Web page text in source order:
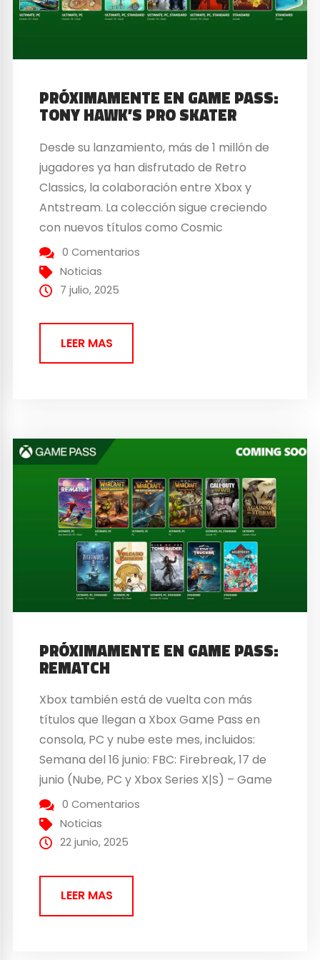
PRÓXIMAMENTE EN GAME PASS:
TONY HAWK’S PRO SKATER
Desde su lanzamiento, más de 1 millón de
jugadores ya han disfrutado de Retro
Classics, la colaboración entre Xbox y
Antstream. La colección sigue creciendo
con nuevos títulos como Cosmic
Commuter, Skiing y Solar Storm, ya
disponibles para los miembros de Game
Pass. Además, Xbox vuelve con más
Xbox...
0 Comentarios
Noticias
7 julio, 2025
LEER MAS
PRÓXIMAMENTE EN GAME PASS:
REMATCH
Xbox también está de vuelta con más
títulos que llegan a Xbox Game Pass en
consola, PC y nube este mes, incluidos:
Semana del 16 junio: FBC: Firebreak, 17 de
junio (Nube, PC y Xbox Series X|S) – Game
Pass Ultimate, PC Game Pass Crash
Bandicoot 4: It’s About Time, 17 de junio
(Consola y...
0 Comentarios
Noticias
22 junio, 2025
LEER MAS